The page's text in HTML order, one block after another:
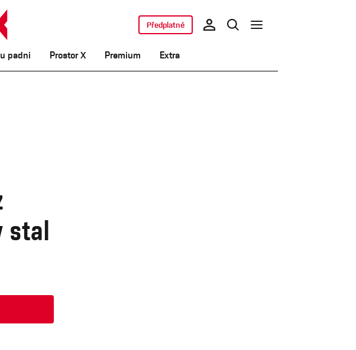
padni Prostor X Premium Extra
Předplatné
stal